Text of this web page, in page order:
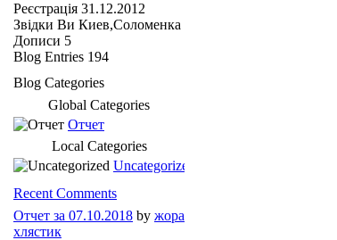
Реєстрація 31.12.2012
Звідки Ви Киев,Соломенка
Дописи 5
Blog Entries 194
Blog Categories
Global Categories
Отчет
Local Categories
Uncategorized
Recent Comments
Отчет за 07.10.2018 by жора
хлястик